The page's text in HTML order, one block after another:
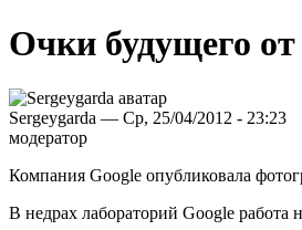
Очки будущего от
Sergeygarda — Ср, 25/04/2012 - 23:23
модератор
Компания Google опубликовала
В недрах лабораторий Google работа